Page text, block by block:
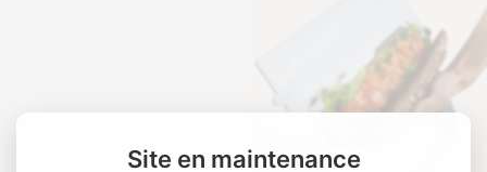
Site en maintenance